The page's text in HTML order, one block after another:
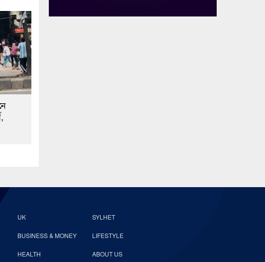
UK SYLHET
BUSINESS & MONEY LIFESTYLE
HEALTH ABOUT US